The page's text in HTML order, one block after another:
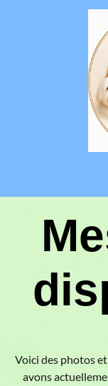
Voici des photos
avons